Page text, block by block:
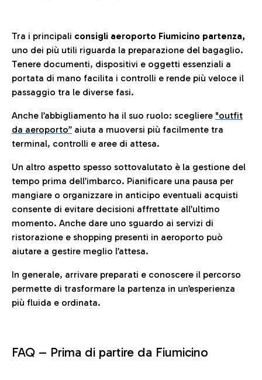
Tra i principali consigli aeroporto Fiumicino partenza,
uno dei più utili riguarda la preparazione del bagaglio.
Tenere documenti, dispositivi e oggetti essenziali a
portata di mano facilita i controlli e rende più veloce il
passaggio tra le diverse fasi.
Anche l’abbigliamento ha il suo ruolo: scegliere "outfit
da aeroporto” aiuta a muoversi più facilmente tra
terminal, controlli e aree di attesa.
Un altro aspetto spesso sottovalutato è la gestione del
tempo prima dell’imbarco. Pianificare una pausa per
mangiare o organizzare in anticipo eventuali acquisti
consente di evitare decisioni affrettate all’ultimo
momento. Anche dare uno sguardo ai servizi di
ristorazione e shopping presenti in aeroporto può
aiutare a gestire meglio l’attesa.
In generale, arrivare preparati e conoscere il percorso
permette di trasformare la partenza in un’esperienza
più fluida e ordinata.
FAQ – Prima di partire da Fiumicino